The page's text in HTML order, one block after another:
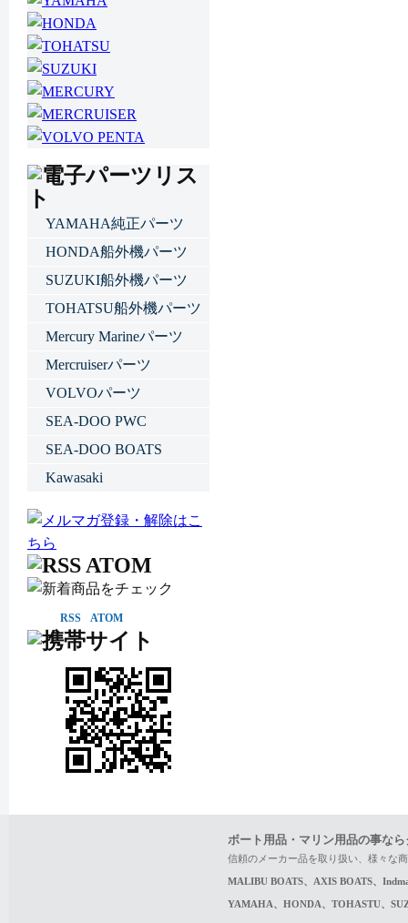
YAMAHA純正パーツ
HONDA船外機パーツ
SUZUKI船外機パーツ
TOHATSU船外機パーツ
Mercury Marineパーツ
Mercruiserパーツ
VOLVOパーツ
SEA-DOO PWC
SEA-DOO BOATS
Kawasaki
RSS ATOM
ボート用品・マリン用品の事な
信頼のメーカー品を取り扱い、様々な
MALIBU BOATS、AXIS BOATS、
YAMAHA、HONDA、TOHASTU、